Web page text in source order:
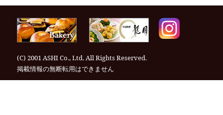
(C) 2001 ASHI Co., Ltd. All Rights Reserved.
掲載情報の無断転⽤はできません